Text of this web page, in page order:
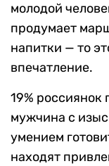
молодой
продумает
напитки — то
впечатление.
19% россиянок
мужчина с
умением
находят